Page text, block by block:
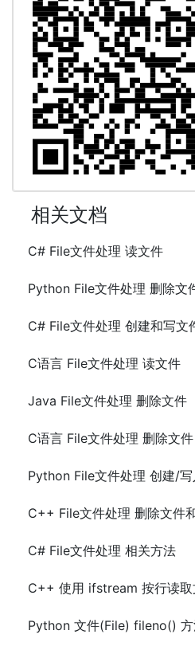
相关文档
C# File文件处理 读文件
Python File文件处理 删除文
C# File文件处理 创建和写文
C语言 File文件处理 读文件
Java File文件处理 删除文件
C语言 File文件处理 删除文件
Python File文件处理 创建/
C++ File文件处理 删除文件
C# File文件处理 相关方法
C++ 使用 ifstream 按行读取
Python 文件(File) fileno()